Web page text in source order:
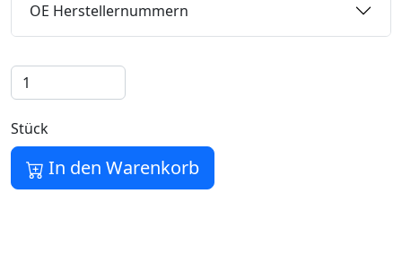
OE Herstellernummern
Stück
In den Warenkorb